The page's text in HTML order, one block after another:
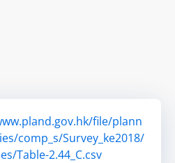
file/plann
comp_s/Survey_ke2018/
Table-2.44_C.csv